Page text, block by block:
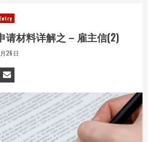
请材料详解之 – 雇主信(2)
26日